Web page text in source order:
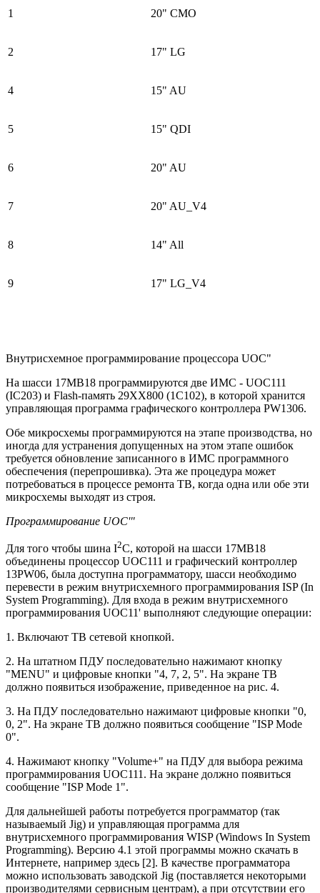
1 20" CMO
2 17" LG
4 15" AU
5 15" QDI
6 20" AU
7 20" AU_V4
8 14" All
9 17" LG_V4
Внутрисхемное программирование процессора UOC"
На шасси 17МВ18 программируются две ИМС - UOC111
(IC203) и Flash-память 29XX800 (1С102), в которой хранится
управляющая программа графического контроллера PW1306.
Обе микросхемы программируются на этапе производства, но
иногда для устранения допущенных на этом этапе ошибок
требуется обновление записанного в ИМС программного
обеспечения (перепрошивка). Эта же процедура может
потребоваться в процессе ремонта ТВ, когда одна или обе эти
микросхемы выходят из строя.
Программирование UOC'"
Для того чтобы шина I2C, которой на шасси 17МВ18
объединены процессор UOC111 и графический контроллер
13PW06, была доступна программатору, шасси необходимо
перевести в режим внутрисхемного программирования ISP (In
System Programming). Для входа в режим внутрисхемного
программирования UOC11' выполняют следующие операции:
1. Включают ТВ сетевой кнопкой.
2. На штатном ПДУ последовательно нажимают кнопку
"MENU" и цифровые кнопки "4, 7, 2, 5". На экране ТВ
должно появиться изображение, приведенное на рис. 4.
3. На ПДУ последовательно нажимают цифровые кнопки "0,
0, 2". На экране ТВ должно появиться сообщение "ISP Mode
0".
4. Нажимают кнопку "Volume+" на ПДУ для выбора режима
программирования UOC111. На экране должно появиться
сообщение "ISP Mode 1".
Для дальнейшей работы потребуется программатор (так
называемый Jig) и управляющая программа для
внутрисхемного программирования WISP (Windows In System
Programming). Версию 4.1 этой программы можно скачать в
Интернете, например здесь [2]. В качестве программатора
можно использовать заводской Jig (поставляется некоторыми
производителями сервисным центрам), а при отсутствии его